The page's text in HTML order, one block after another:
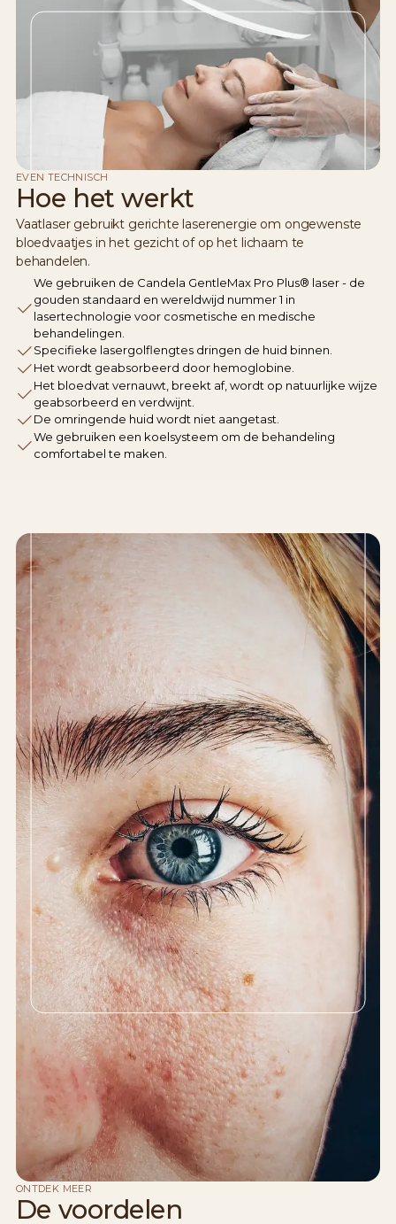
EVEN TECHNISCH
Hoe het werkt
Vaatlaser gebruikt gerichte laserenergie om ongewenste
bloedvaatjes in het gezicht of op het lichaam te
behandelen.
We gebruiken de Candela GentleMax Pro Plus® laser - de
gouden standaard en wereldwijd nummer 1 in
lasertechnologie voor cosmetische en medische
behandelingen.
Specifieke lasergolflengtes dringen de huid binnen.
Het wordt geabsorbeerd door hemoglobine.
Het bloedvat vernauwt, breekt af, wordt op natuurlijke wijze
geabsorbeerd en verdwijnt.
De omringende huid wordt niet aangetast.
We gebruiken een koelsysteem om de behandeling
comfortabel te maken.
ONTDEK MEER
De voordelen